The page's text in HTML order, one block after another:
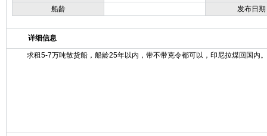
船龄
发布日期
详细信息
求租5-7万吨散货船，船龄25年以内，带不带克令都可以，印尼拉煤回国内